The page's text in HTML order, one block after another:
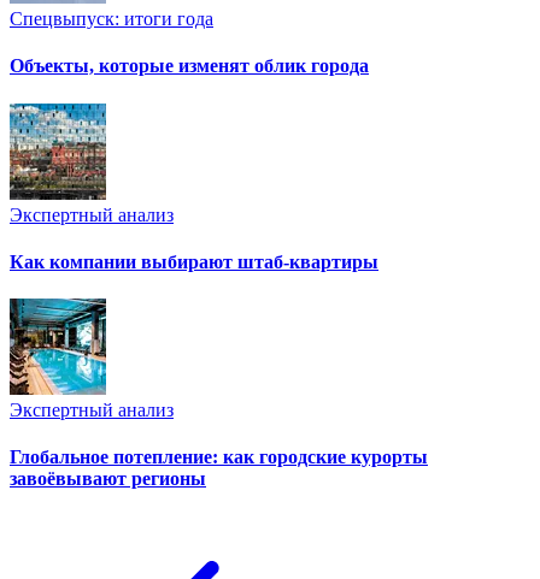
Спецвыпуск: итоги года
Объекты, которые изменят облик города
Экспертный анализ
Как компании выбирают штаб-квартиры
Экспертный анализ
Глобальное потепление: как городские курорты
завоёвывают регионы